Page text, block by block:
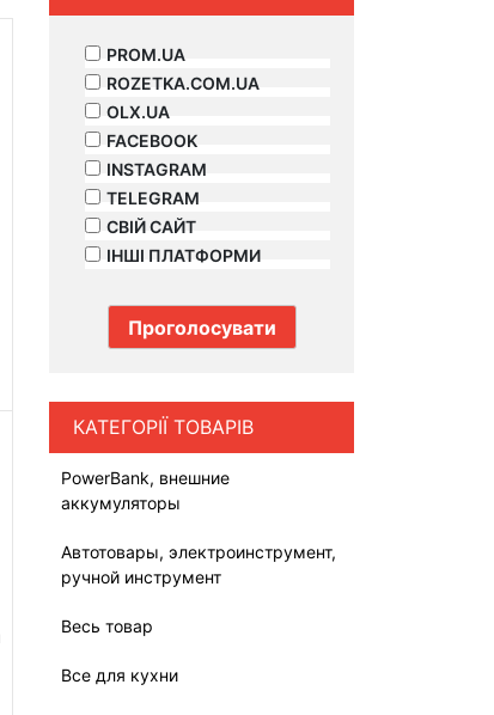
PROM.UA
ROZETKA.COM.UA
OLX.UA
FACEBOOK
INSTAGRAM
TELEGRAM
СВІЙ САЙТ
ІНШІ ПЛАТФОРМИ
КАТЕГОРІЇ ТОВАРІВ
PowerBank, внешние
аккумуляторы
Автотовары, электроинструмент,
ручной инструмент
Весь товар
Все для кухни